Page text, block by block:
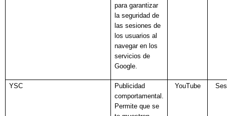
para garantizar
la seguridad de
las sesiones de
los usuarios al
navegar en los
servicios de
Google.
YSC
Publicidad
comportamental.
Permite que se
YouTube